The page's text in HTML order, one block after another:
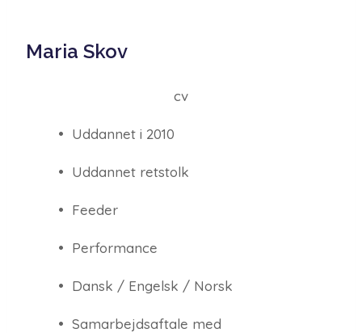
Maria Skov
cv
• Uddannet i 2010
• Uddannet retstolk
• Feeder
• Performance
• Dansk / Engelsk / Norsk
• Samarbejdsaftale med